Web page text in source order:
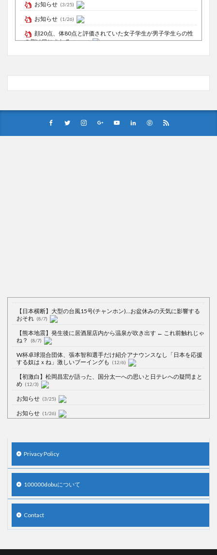
お知らせ (3/25)
お知らせ (1/26)
顔20点、体80点と評価されていた女子学生が男子学生らの性
の捌け口にされる (12/26)
【中国】処理水の問題化狙うも不発？ASEAN関連会合で賛同
【日本横断】大型の台風15号(チャンホン)…お盆休みの天気に影響する
おそれ (8/7)
【熊本地震】発生後に居酒屋店内から温泉が吹き出す ← これ前触れじゃ
ね？
(8/7)
W杯卓球混合団体、張本智和選手だけ紹介アナウンスなし「日本を応援
する奴はｘね」激しいブーイングも
(12/6)
【初激白】松岡昌宏が語った、国分太一への思いと日テレへの疑問まと
め (12/3)
お知らせ (3/25)
お知らせ (1/26)
(7/13)
Privacy Policy
100000dobuについて
Contact